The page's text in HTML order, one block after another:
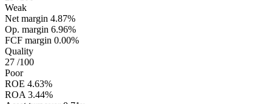
Weak
Net margin 4.87%
Op. margin 6.96%
FCF margin 0.00%
Quality
27 /100
Poor
ROE 4.63%
ROA 3.44%